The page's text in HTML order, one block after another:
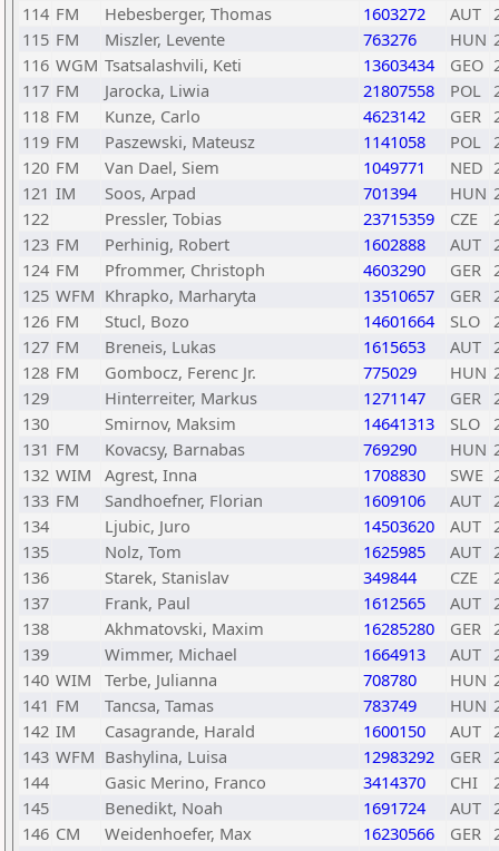
114 FM Hebesberger, Thomas 1603272 AUT
115 FM Miszler, Levente 763276 HUN
116 WGM Tsatsalashvili, Keti 13603434 GEO
117 FM Jarocka, Liwia 21807558 POL
118 FM Kunze, Carlo 4623142 GER
119 FM Paszewski, Mateusz 1141058 POL
120 FM Van Dael, Siem 1049771 NED
121 IM Soos, Arpad 701394 HUN
122
Pressler, Tobias 23715359 CZE
123 FM Perhinig, Robert 1602888 AUT
124 FM Pfrommer, Christoph 4603290 GER
125 WFM Khrapko, Marharyta 13510657 GER
126 FM Stucl, Bozo 14601664 SLO
127 FM Breneis, Lukas 1615653 AUT
128 FM Gombocz, Ferenc Jr. 775029 HUN
129
Hinterreiter, Markus 1271147 GER
130
Smirnov, Maksim 14641313 SLO
131 FM Kovacsy, Barnabas 769290 HUN
132 WIM Agrest, Inna 1708830 SWE
133 FM Sandhoefner, Florian 1609106 AUT
134
Ljubic, Juro 14503620 AUT
135
Nolz, Tom 1625985 AUT
136
Starek, Stanislav 349844 CZE
137
Frank, Paul 1612565 AUT
138
Akhmatovski, Maxim 16285280 GER
139
Wimmer, Michael 1664913 AUT
140 WIM Terbe, Julianna 708780 HUN
141 FM Tancsa, Tamas 783749 HUN
142 IM Casagrande, Harald 1600150 AUT
143 WFM Bashylina, Luisa 12983292 GER
144
Gasic Merino, Franco 3414370 CHI
145
Benedikt, Noah 1691724 AUT
146 CM Weidenhoefer, Max 16230566 GER